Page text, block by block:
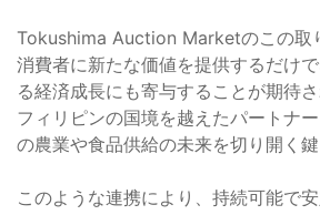
Tokushima Auction Marketのこの取
消費者に新たな価値を提供するだけ
る経済成長にも寄与することが期待
フィリピンの国境を越えたパートナ
の農業や食品供給の未来を切り開く鍵
このような連携により、持続可能で